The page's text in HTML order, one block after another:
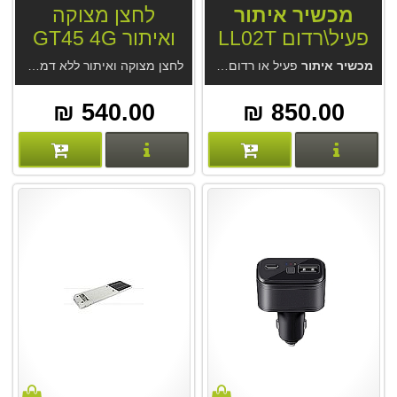
מכשיר איתור
פעיל\רדום LL02T
4Gמכשיר איתור פעיל או רדום נצמד לרכב ונגררים LL02T 4G . מיועד למעקב צמוד בזמן אמת או כמכשיר רדום לשנתיים. העברה ממצב רדום לפעיל דרך האפליקציה. לא מגושם נוח להצמדה. אטום למים. בשילוב מערכת האיתור GPS Trace של Gurtam הגדולה בעולם.
850.00 ₪
פרטים נוספים
לחצן מצוקה
ואיתור GT45 4G
לחצן מצוקה ואיתור ללא דמי מנוי GT45. אפליקציה נוחה בעברית לאיתור והתראות. נשיאה כתליון או בכיס או צמוד למפתחות. איתור בבית ובחוץ.
540.00 ₪
פרטים נוספים